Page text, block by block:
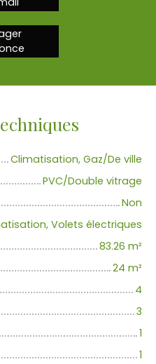
Climatisation, Gaz/De ville
PVC/Double vitrage
Non
Volets électriques
83.26 m²
24 m²
4
3
1
1